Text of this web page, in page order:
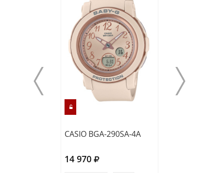
CASIO BGA-290SA-4A
14 970